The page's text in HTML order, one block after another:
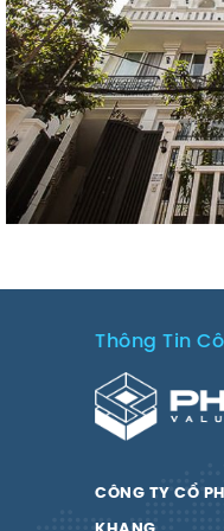
UNIVERSE
Thông Tin
CÔNG TY CỔ